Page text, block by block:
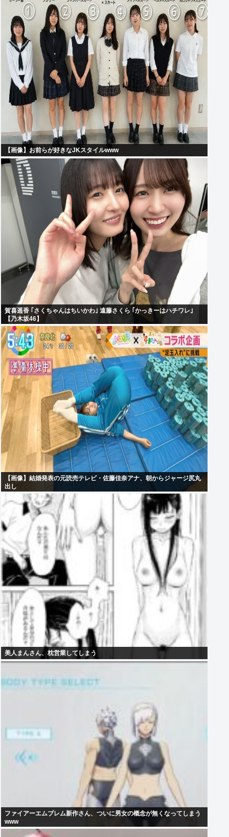
【画像】お前らが好きなJKスタイルwww
賀喜遥香 ｢さくちゃんはちいかわ｣ 遠藤さくら ｢かっきーはハチワレ｣
【乃木坂46】
【画像】結婚発表の元読売テレビ・佐藤佳奈アナ、朝からジャージ尻丸
出し
美人まんさん、枕営業してしまう
ファイアーエムブレム新作さん、ついに男女の概念が無くなってしまう
www